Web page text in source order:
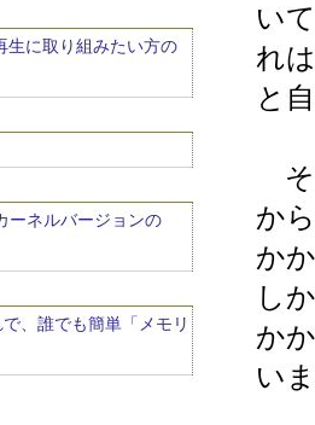
生に取り組みたい方の
ーネルバージョンの
、誰でも簡単「メモリ
い
れ
と
そ
か
か
し
か
い